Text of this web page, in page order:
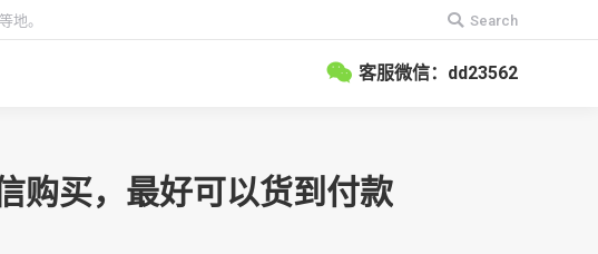
地。
搜
索：
Search
客服微信：dd23562
购买，最好可以货到付款